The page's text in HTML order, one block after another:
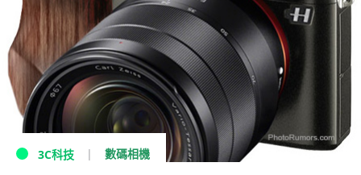
3C科技 數碼相機